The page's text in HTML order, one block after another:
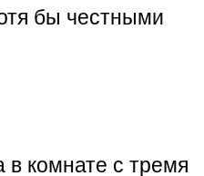
бы честными
комнате с тремя